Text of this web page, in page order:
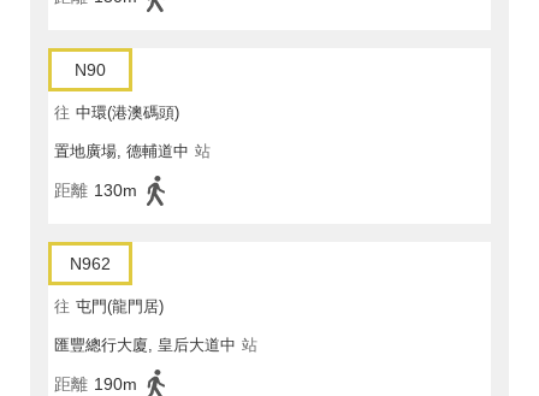
N90
往 中環(港澳碼頭)
置地廣場, 德輔道中 站
距離 130m
N962
往 屯門(龍門居)
匯豐總行大廈, 皇后大道中 站
距離 190m